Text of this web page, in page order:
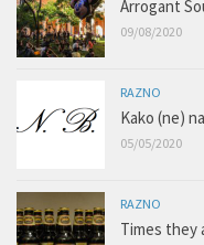
Arrogant
09/08/2020
RAZNO
Kako (ne)
05/05/2020
RAZNO
Times they